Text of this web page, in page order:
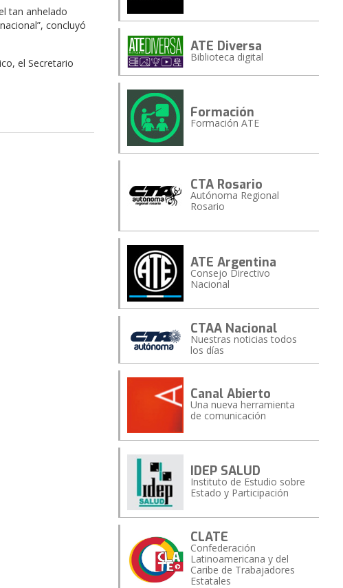
tan anhelado
concluyó
el Secretario
ATE Diversa
Biblioteca digital
Formación
Formación ATE
CTA Rosario
Autónoma Regional
Rosario
ATE Argentina
Consejo Directivo
Nacional
CTAA Nacional
Nuestras noticias todos
los días
Canal Abierto
Una nueva herramienta
de comunicación
IDEP SALUD
Instituto de Estudio sobre
Estado y Participación
CLATE
Confederación
Latinoamericana y del
Caribe de Trabajadores
Estatales